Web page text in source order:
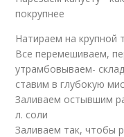
покрупнее
Натираем на крупной
Все перемешиваем,
утрамбовываем-
ставим в глубокую
Заливаем остывшим
л. соли
Заливаем так, чтобы